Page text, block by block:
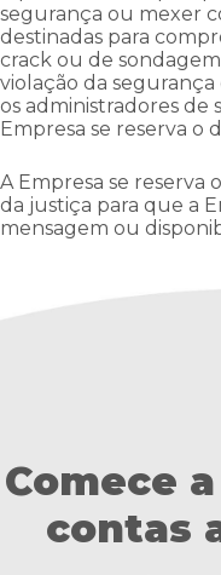
segurança ou mexer
destinadas para
crack ou de
violação da segurança
os administradores de
Empresa se reserva o
A Empresa se
da justiça para que a
mensagem ou
Comece
contas